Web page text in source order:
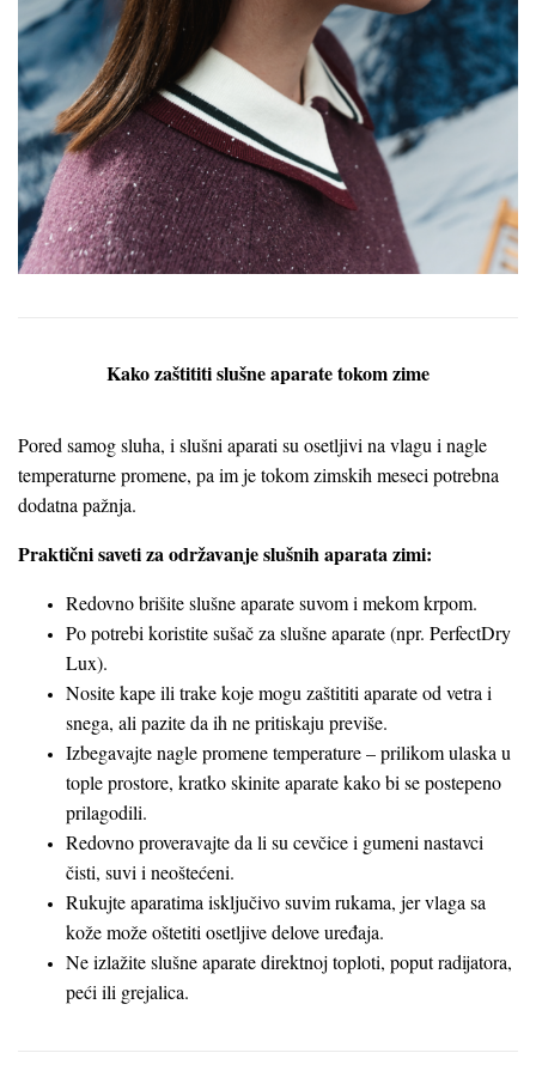
Kako zaštititi slušne aparate tokom zime
Pored samog sluha, i slušni aparati su osetljivi na vlagu i nagle
temperaturne promene, pa im je tokom zimskih meseci potrebna
dodatna pažnja.
Praktični saveti za održavanje slušnih aparata zimi:
Redovno brišite slušne aparate suvom i mekom krpom.
Po potrebi koristite sušač za slušne aparate (npr. PerfectDry
Lux).
Nosite kape ili trake koje mogu zaštititi aparate od vetra i
snega, ali pazite da ih ne pritiskaju previše.
Izbegavajte nagle promene temperature – prilikom ulaska u
tople prostore, kratko skinite aparate kako bi se postepeno
prilagodili.
Redovno proveravajte da li su cevčice i gumeni nastavci
čisti, suvi i neoštećeni.
Rukujte aparatima isključivo suvim rukama, jer vlaga sa
kože može oštetiti osetljive delove uređaja.
Ne izlažite slušne aparate direktnoj toploti, poput radijatora,
peći ili grejalica.